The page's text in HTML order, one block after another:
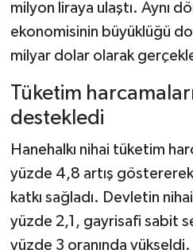
milyon liraya ulaştı. Aynı
ekonomisinin büyüklüğü
milyar dolar olarak
Tüketim
destekledi
Hanehalkı nihai tüketim
yüzde 4,8 artış
katkı sağladı. Devletin
yüzde 2,1, gayrisafi sabit
yüzde 3 oranında yükseldi.